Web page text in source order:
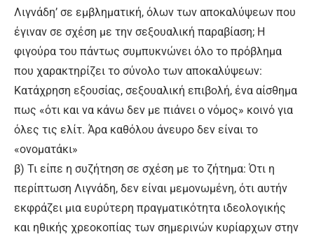
Λιγνάδη’ σε εμβληματική, όλων των αποκαλύψεων που
έγιναν σε σχέση με την σεξουαλική παραβίαση; Η
φιγούρα του πάντως συμπυκνώνει όλο το πρόβλημα
που χαρακτηρίζει το σύνολο των αποκαλύψεων:
Κατάχρηση εξουσίας, σεξουαλική επιβολή, ένα αίσθημα
πως «ότι και να κάνω δεν με πιάνει ο νόμος» κοινό για
όλες τις ελίτ. Άρα καθόλου άνευρο δεν είναι το
«ονοματάκι»
β) Τι είπε η συζήτηση σε σχέση με το ζήτημα: Ότι η
περίπτωση Λιγνάδη, δεν είναι μεμονωμένη, ότι αυτήν
εκφράζει μια ευρύτερη πραγματικότητα ιδεολογικής
και ηθικής χρεοκοπίας των σημερινών κυρίαρχων στην